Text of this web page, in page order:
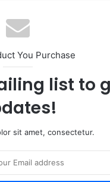
You Purchase
list to
sit amet, consectetur.